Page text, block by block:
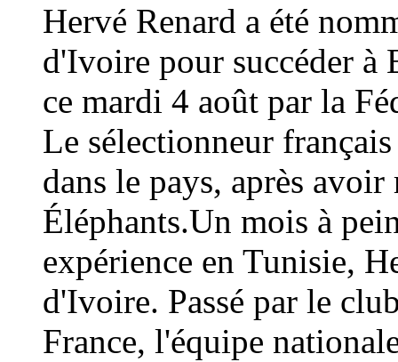
Hervé Renard a été
d'Ivoire pour succéder à
ce mardi 4 août par la
Le sélectionneur
dans le pays, après
Éléphants.Un mois à
expérience en Tunisie,
d'Ivoire. Passé par le
France, l'équipe